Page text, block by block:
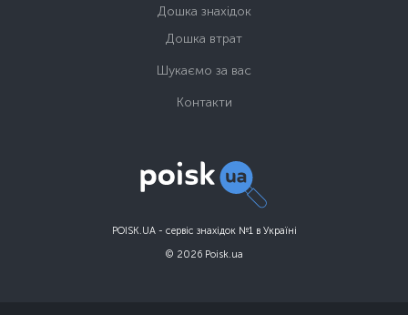
POISK.UA - сервіс знахідок №1 в Україні
© 2026 Poisk.ua
Дошка знахідок
Дошка втрат
Шукаємо за вас
Контакти